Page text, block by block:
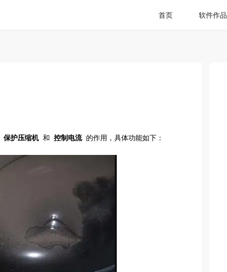
首页 软件作品
保护压缩机和 控制电流的作用，具体功能如下：